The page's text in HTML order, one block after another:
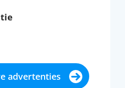
advertenties